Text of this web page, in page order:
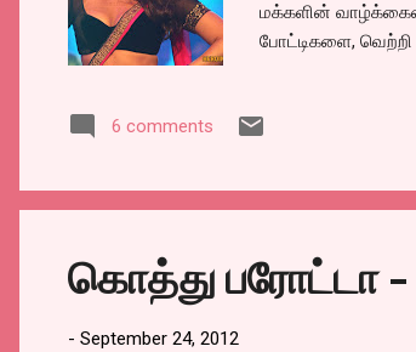
மக்களின்
போட்டிகளை,
என்றதும்
6 comments
கொத்து பரோட்டா -
- September 24, 2012